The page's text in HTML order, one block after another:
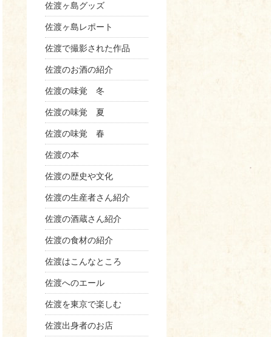
佐渡ヶ島グッズ
佐渡ヶ島レポート
佐渡で撮影された作品
佐渡のお酒の紹介
佐渡の味覚 冬
佐渡の味覚 夏
佐渡の味覚 春
佐渡の本
佐渡の歴史や文化
佐渡の生産者さん紹介
佐渡の酒蔵さん紹介
佐渡の食材の紹介
佐渡はこんなところ
佐渡へのエール
佐渡を東京で楽しむ
佐渡出身者のお店